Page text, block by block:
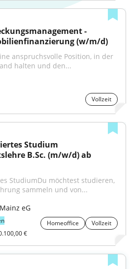
-
(w/m/d)
anspruchsvolle Position, in der
halten und den...
Vollzeit
B.Sc. (m/w/d) ab
StudiumDu möchtest studieren,
sammeln und von...
eG
Homeoffice
Vollzeit
€